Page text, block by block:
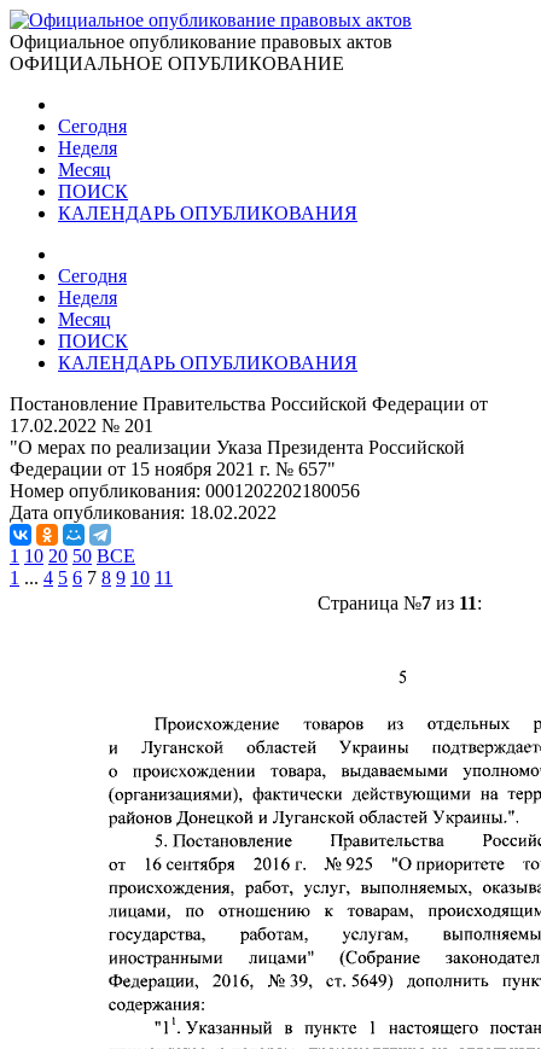
Официальное опубликование правовых актов
ОФИЦИАЛЬНОЕ ОПУБЛИКОВАНИЕ
Сегодня
Неделя
Месяц
ПОИСК
КАЛЕНДАРЬ ОПУБЛИКОВАНИЯ
Сегодня
Неделя
Месяц
ПОИСК
КАЛЕНДАРЬ ОПУБЛИКОВАНИЯ
Постановление Правительства Российской Федерации от
17.02.2022 № 201
"О мерах по реализации Указа Президента Российской
Федерации от 15 ноября 2021 г. № 657"
Номер опубликования: 0001202202180056
Дата опубликования: 18.02.2022
1 10 20 50 ВСЕ
1 ... 4 5 6 7 8 9 10 11
Страница №7 из 11: